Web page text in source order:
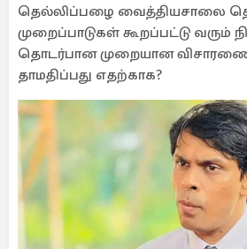
தெல்லிப்பழை வைத்தியசாலை
முறைப்பாடுகள் கூறப்பட்டு
தொடர்பான முறையான
தாமதிப்பது எதற்காக?